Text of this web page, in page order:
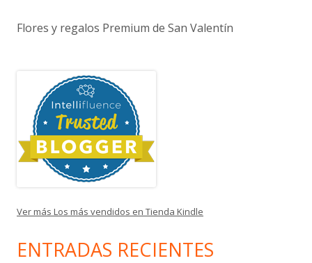
Flores y regalos Premium de San Valentín
Ver más Los más vendidos en Tienda Kindle
ENTRADAS RECIENTES